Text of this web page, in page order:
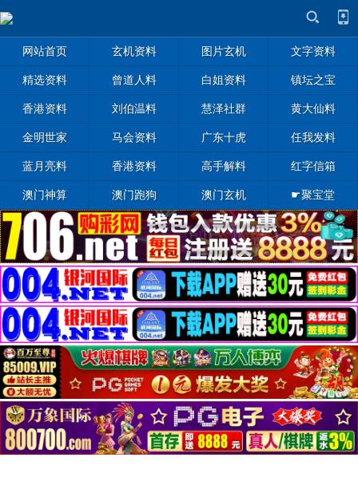
网站首页 玄机资料 图片玄机 文字资料
精选资料 曾道人料 白姐资料 镇坛之宝
香港资料 刘伯温料 慧泽社群 黄大仙料
金明世家 马会资料 广东十虎 任我发料
蓝月亮料 香港资料 高手解料 红字信箱
澳门神算 澳门跑狗 澳门玄机 ☛聚宝堂